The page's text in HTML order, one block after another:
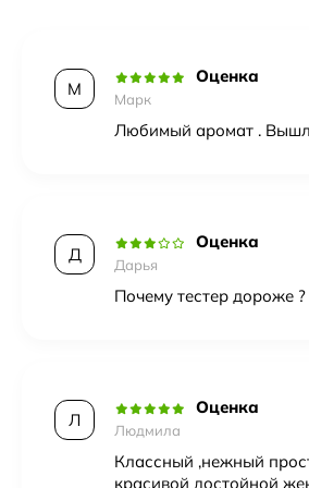
Верхние ноты
М
Оценка
Марк
Любимый аромат .
Д
Оценка
Дарья
Почему тестер дороже ?
Л
Оценка
Людмила
Классный ,нежный
красивой достойной